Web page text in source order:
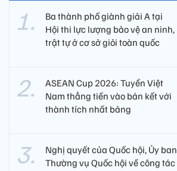
Ba thành phố giành giải A tại
Hội thi lực lượng bảo vệ an ninh,
trật tự ở cơ sở giỏi toàn quốc
ASEAN Cup 2026: Tuyển Việt
Nam thẳng tiến vào bán kết với
thành tích nhất bảng
Nghị quyết của Quốc hội, Ủy ban
Thường vụ Quốc hội về công tác